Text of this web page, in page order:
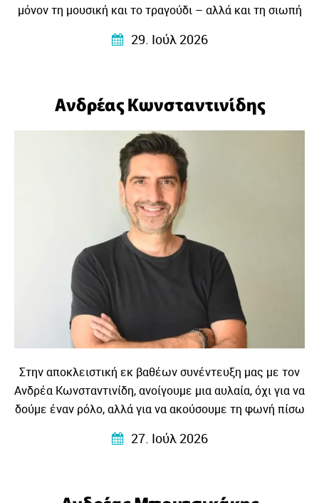
μόνον τη μουσική και το τραγούδι – αλλά και τη σιωπή
29. Ιούλ 2026
Ανδρέας Κωνσταντινίδης
Στην αποκλειστική εκ βαθέων συνέντευξη μας με τον
Ανδρέα Κωνσταντινίδη, ανοίγουμε μια αυλαία, όχι για να
δούμε έναν ρόλο, αλλά για να ακούσουμε τη φωνή πίσω
ιστορία ενός ανθρώπου που συνεχίζει να
27. Ιούλ 2026